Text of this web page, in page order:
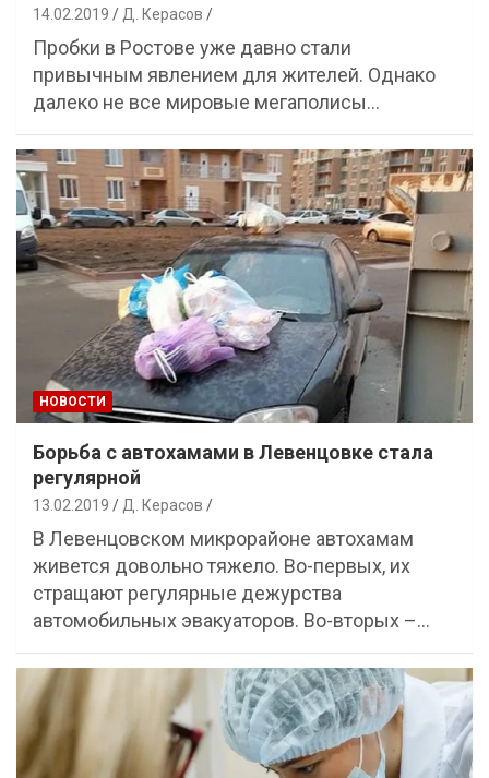
14.02.2019 Д. Керасов
Пробки в Ростове уже давно стали
привычным явлением для жителей. Однако
далеко не все мировые мегаполисы…
НОВОСТИ
Борьба с автохамами в Левенцовке стала
регулярной
13.02.2019 Д. Керасов
В Левенцовском микрорайоне автохамам
живется довольно тяжело. Во-первых, их
стращают регулярные дежурства
автомобильных эвакуаторов. Во-вторых –…